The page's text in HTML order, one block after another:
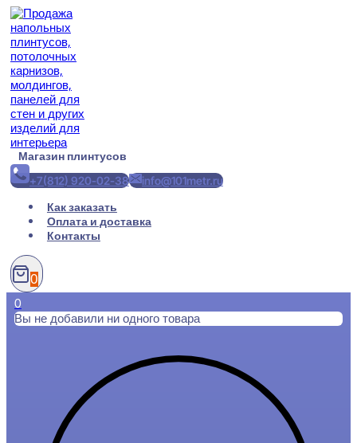
Перейти
содержимому
Магазин плинтусов
+7(812) 920-02-38
info@101metr.ru
Как заказать
Оплата и доставка
Контакты
0
0
Вы не добавили ни одного товара